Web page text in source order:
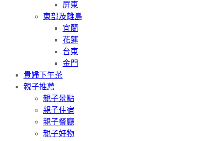
屏東
東部及離島
宜蘭
花蓮
台東
金門
貴婦下午茶
親子推薦
親子景點
親子住宿
親子餐廳
親子好物